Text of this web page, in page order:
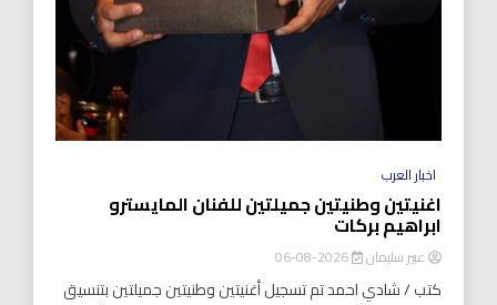
اخبار العرب
اغنيتين وطنيتين جميلتين للفنان المايسترو
ابراهيم بركات
عبير سليمان 2026-08-06
كتب / شادي احمد تم تسجيل أغنيتين وطنيتين جميلتين بتنسيق